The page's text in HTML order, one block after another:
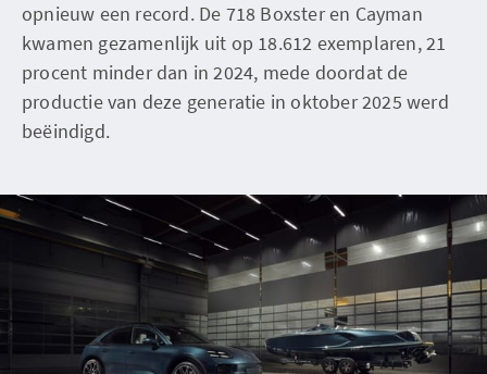
opnieuw een record. De 718 Boxster en Cayman
kwamen gezamenlijk uit op 18.612 exemplaren, 21
procent minder dan in 2024, mede doordat de
productie van deze generatie in oktober 2025 werd
beëindigd.